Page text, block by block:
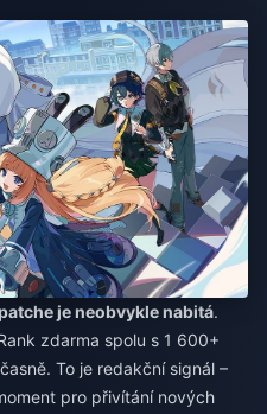
je neobvykle nabitá.
zdarma spolu s 1 600+
To je redakční signál –
pro přivítání nových